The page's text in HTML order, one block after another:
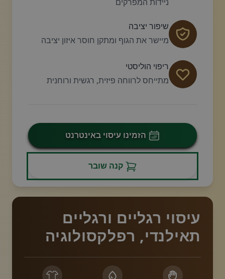
שיפור יציבה
מיישר את הגוף ומתקן חוסר איזון יציבה
ריפוי הוליסטי
מתייחס לרווחה פיזית, רגשית ורוחנית
הזמינו עיסוי באינטרנט
קנה שובר
עיסוי רגליים ורגליים
תאילנדי, רפלקסולוגיה